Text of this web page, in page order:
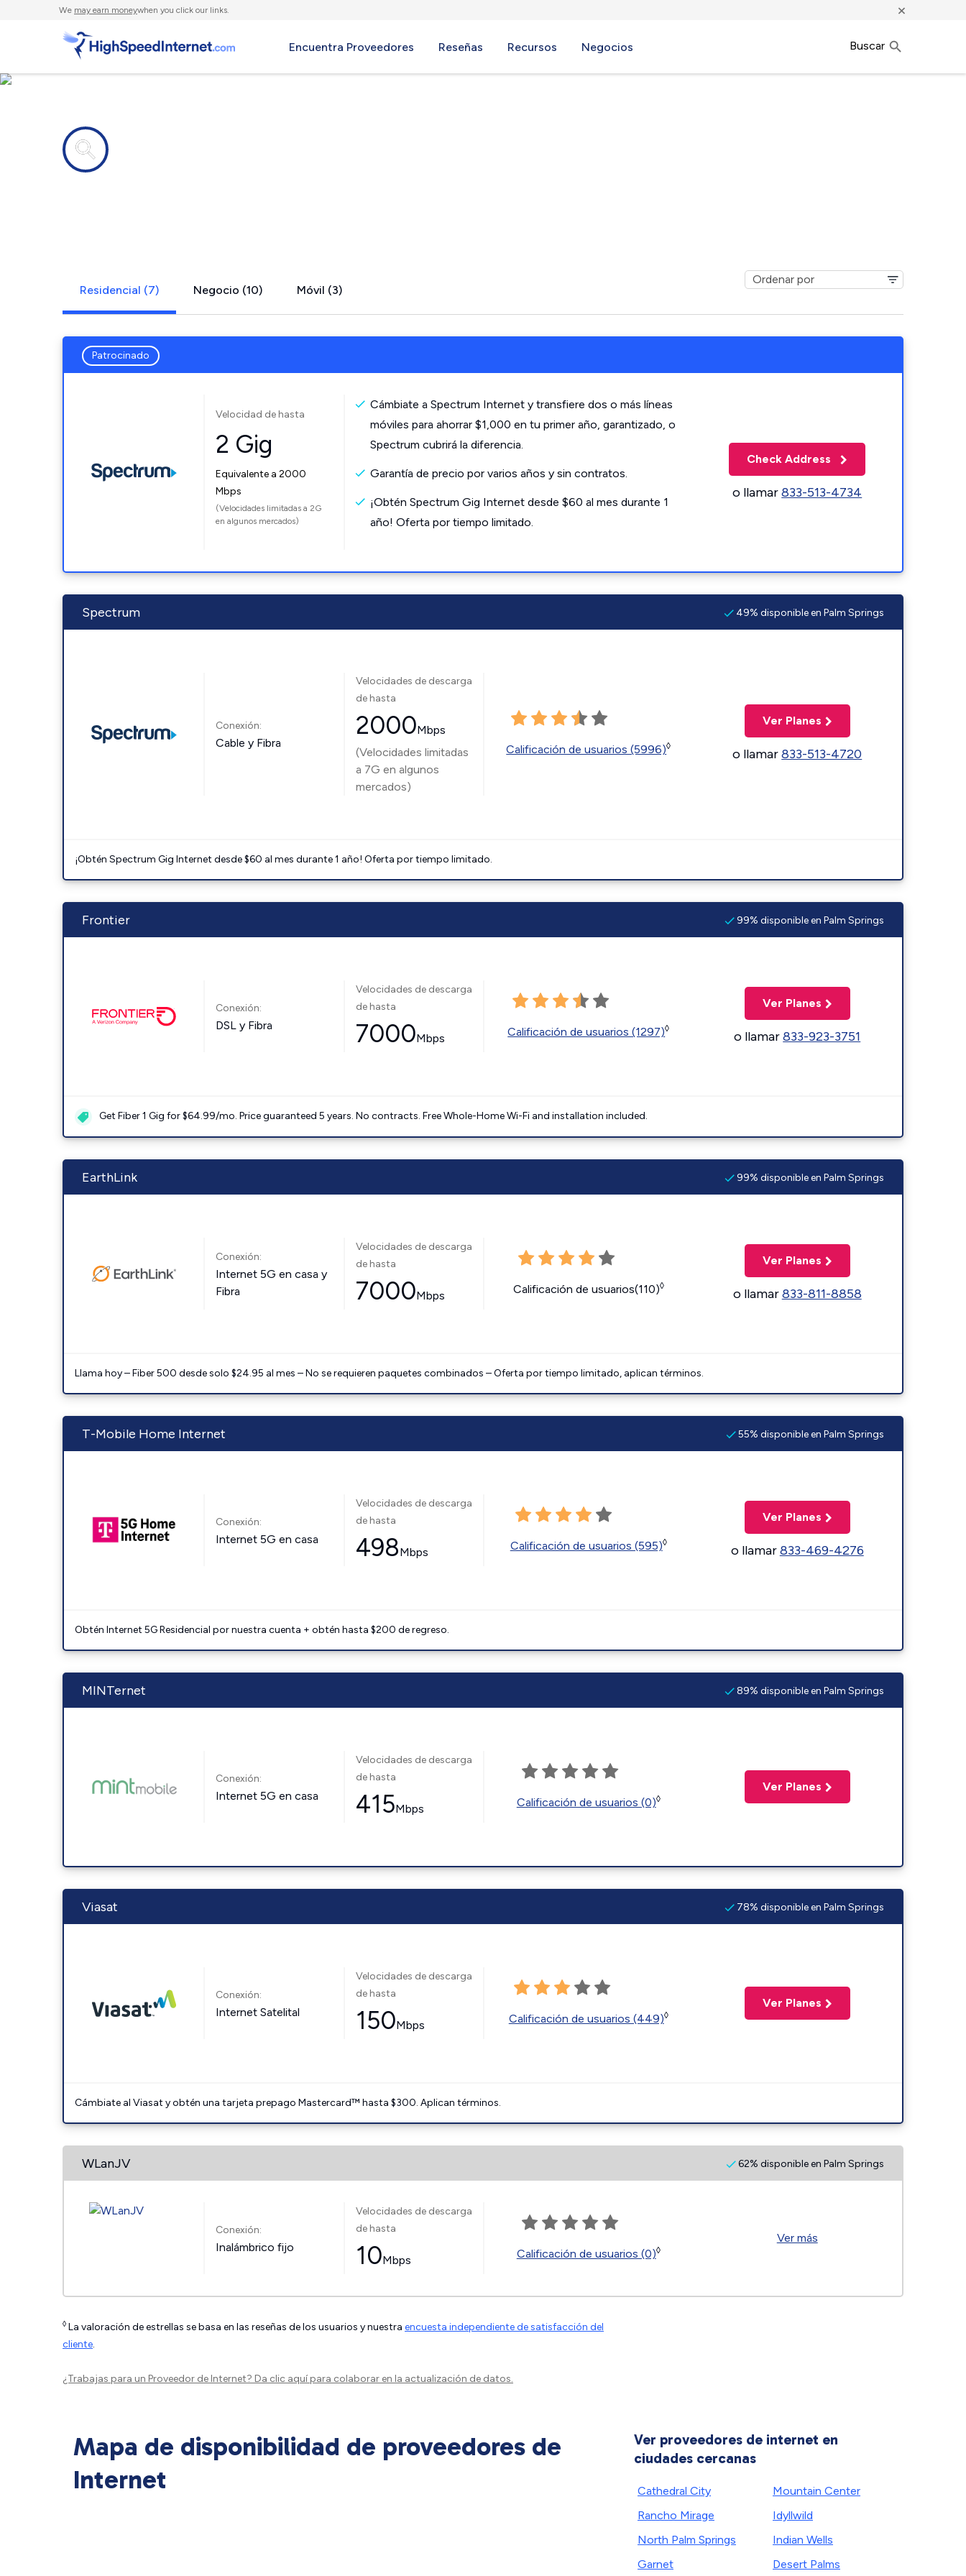
We may earn moneywhen you click our links. ×
Encuentra Proveedores Reseñas Recursos Negocios Buscar
Residencial (7) Negocio (10) Móvil (3)
Patrocinado
Velocidad de hasta
2 Gig
Equivalente a 2000
Mbps
(Velocidades limitadas a 2G
en algunos mercados)
Cámbiate a Spectrum Internet y transfiere dos o más líneas
móviles para ahorrar $1,000 en tu primer año, garantizado, o
Spectrum cubrirá la diferencia.
Garantía de precio por varios años y sin contratos.
¡Obtén Spectrum Gig Internet desde $60 al mes durante 1
año! Oferta por tiempo limitado.
Check Address
o llamar833-513-4734
Spectrum 49% disponible en Palm Springs
Conexión:
Cable y Fibra
Velocidades de descarga
de hasta
2000Mbps
(Velocidades limitadas
a 7G en algunos
mercados)
Calificación de usuarios (5996)◊
Ver Planes
o llamar833-513-4720
¡Obtén Spectrum Gig Internet desde $60 al mes durante 1 año! Oferta por tiempo limitado.
Frontier 99% disponible en Palm Springs
Conexión:
DSL y Fibra
Velocidades de descarga
de hasta
7000Mbps Calificación de usuarios (1297)◊
Ver Planes
o llamar833-923-3751
Get Fiber 1 Gig for $64.99/mo. Price guaranteed 5 years. No contracts. Free Whole-Home Wi-Fi and installation included.
EarthLink 99% disponible en Palm Springs
Conexión:
Internet 5G en casa y
Fibra
Velocidades de descarga
de hasta
7000Mbps Calificación de usuarios(110)◊
Ver Planes
o llamar833-811-8858
Llama hoy – Fiber 500 desde solo $24.95 al mes – No se requieren paquetes combinados – Oferta por tiempo limitado, aplican términos.
T-Mobile Home Internet 55% disponible en Palm Springs
Conexión:
Internet 5G en casa
Velocidades de descarga
de hasta
498Mbps Calificación de usuarios (595)◊
Ver Planes
o llamar833-469-4276
Obtén Internet 5G Residencial por nuestra cuenta + obtén hasta $200 de regreso.
MINTernet 89% disponible en Palm Springs
Conexión:
Internet 5G en casa
Velocidades de descarga
de hasta
415Mbps Calificación de usuarios (0)◊
Ver Planes
Viasat 78% disponible en Palm Springs
Conexión:
Internet Satelital
Velocidades de descarga
de hasta
150Mbps Calificación de usuarios (449)◊
Ver Planes
Cámbiate al Viasat y obtén una tarjeta prepago Mastercard™ hasta $300. Aplican términos.
WLanJV 62% disponible en Palm Springs
Conexión:
Inalámbrico fijo
Velocidades de descarga
de hasta
10Mbps Calificación de usuarios (0)◊
Ver más
◊ La valoración de estrellas se basa en las reseñas de los usuarios y nuestra encuesta independiente de satisfacción del
cliente.
¿Trabajas para un Proveedor de Internet? Da clic aquípara colaborar en la actualización de datos.
Mapa de disponibilidad de proveedores de
Internet
Ver proveedores de internet en
ciudades cercanas
Cathedral City
Rancho Mirage
North Palm Springs
Garnet
Mountain Center
Idyllwild
Indian Wells
Desert Palms